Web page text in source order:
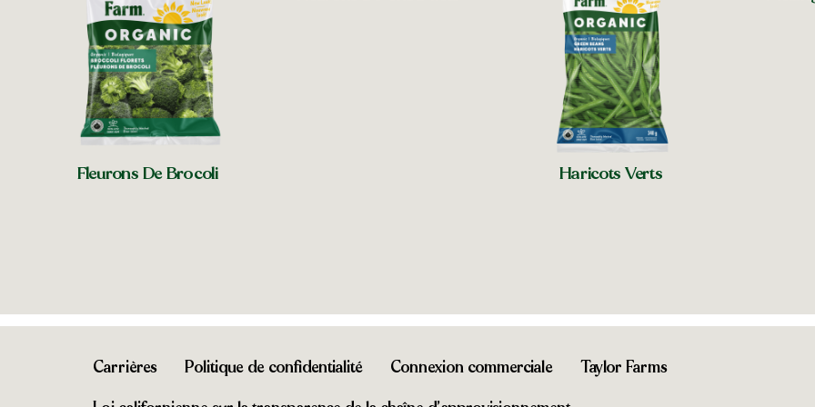
Fleurons De Brocoli Haricots Verts
Carrières Politique de confidentialité Connexion commerciale Taylor Farms